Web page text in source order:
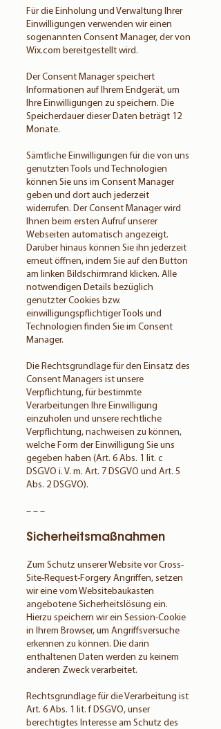
Für die Einholung und Verwaltung Ihrer
Einwilligungen verwenden wir einen
sogenannten Consent Manager, der von
Wix.com bereitgestellt wird.
Der Consent Manager speichert
Informationen auf Ihrem Endgerät, um
Ihre Einwilligungen zu speichern. Die
Speicherdauer dieser Daten beträgt 12
Monate.
Sämtliche Einwilligungen für die von uns
genutzten Tools und Technologien
können Sie uns im Consent Manager
geben und dort auch jederzeit
widerrufen. Der Consent Manager wird
Ihnen beim ersten Aufruf unserer
Webseiten automatisch angezeigt.
Darüber hinaus können Sie ihn jederzeit
erneut öffnen, indem Sie auf den Button
am linken Bildschirmrand klicken. Alle
notwendigen Details bezüglich
genutzter Cookies bzw.
einwilligungspflichtiger Tools und
Technologien finden Sie im Consent
Manager.
Die Rechtsgrundlage für den Einsatz des
Consent Managers ist unsere
Verpflichtung, für bestimmte
Verarbeitungen Ihre Einwilligung
einzuholen und unsere rechtliche
Verpflichtung, nachweisen zu können,
welche Form der Einwilligung Sie uns
gegeben haben (Art. 6 Abs. 1 lit. c
DSGVO i. V. m. Art. 7 DSGVO und Art. 5
Abs. 2 DSGVO).
– – –
Sicherheitsmaßnahmen
Zum Schutz unserer Website vor Cross-
Site-Request-Forgery Angriffen, setzen
wir eine vom Websitebaukasten
angebotene Sicherheitslösung ein.
Hierzu speichern wir ein Session-Cookie
in Ihrem Browser, um Angriffsversuche
erkennen zu können. Die darin
enthaltenen Daten werden zu keinem
anderen Zweck verarbeitet.
Rechtsgrundlage für die Verarbeitung ist
Art. 6 Abs. 1 lit. f DSGVO, unser
berechtigtes Interesse am Schutz des